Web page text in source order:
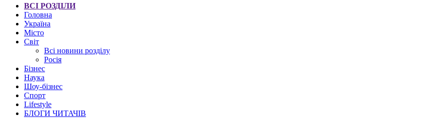
ВСІ РОЗДІЛИ
Головна
Україна
Місто
Світ
Всі новини розділу
Росія
Бізнес
Наука
Шоу-бізнес
Спорт
Lifestyle
БЛОГИ ЧИТАЧІВ